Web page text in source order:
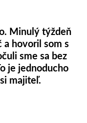
Minulý týždeň
hovoril som s
sme sa bez
je jednoducho
majiteľ.